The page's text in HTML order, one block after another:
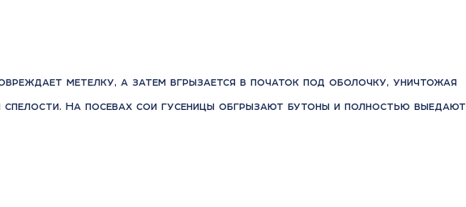
метелку, а затем вгрызается в початок под оболочку, уничтожая
спелости. На посевах сои гусеницы обгрызают бутоны и полностью выедают